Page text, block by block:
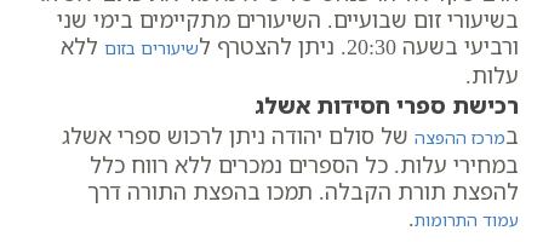
בשיעורי זום שבועיים. השיעורים מתקיימים בימי שני
ורביעי בשעה 20:30. ניתן להצטרף ל
שיעורים בזום ללא
עלות.
רכישת ספרי חסידות אשלג
במרכז ההפצה של סולם יהודה ניתן לרכוש ספרי אשלג
במחירי עלות. כל הספרים נמכרים ללא רווח כלל
להפצת תורת הקבלה. תמכו בהפצת התורה דרך
עמוד התרומות.